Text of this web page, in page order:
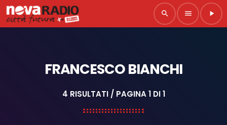
search menu play_arrow
FRANCESCO BIANCHI
4 RISULTATI / PAGINA 1 DI 1